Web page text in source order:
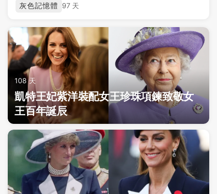
灰色記憶體 97 天
108 天
凱特王妃紫洋裝配女王珍珠項鍊致敬女
王百年誕辰